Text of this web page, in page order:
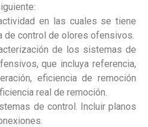
en las cuales se tiene
de control de olores ofensivos.
de los sistemas de
que incluya referencia,
eficiencia de remoción
real de remoción.
de control. Incluir planos